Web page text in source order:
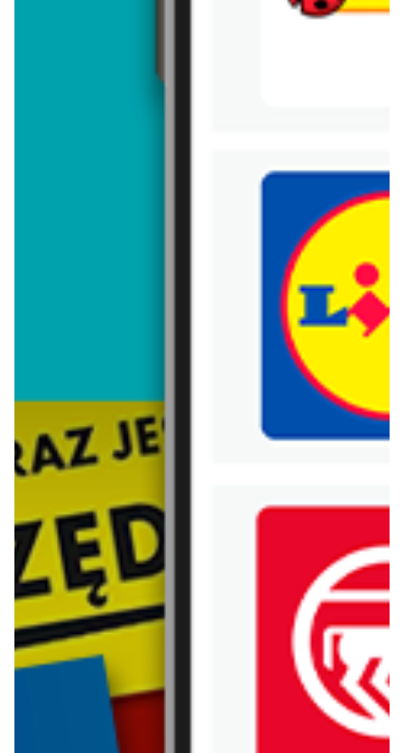
Trafiłeś na nieaktualną gazetkę
Zobacz aktualne gazetki Blix!
Zawartość dla osób
pełnoletnich
ODBLOKUJ
od dziś
Biedronka
Zawartość dla osób
od dziś
Soplica - odkryj smaki lata w Lidlu
WIĘCEJ GAZETEK